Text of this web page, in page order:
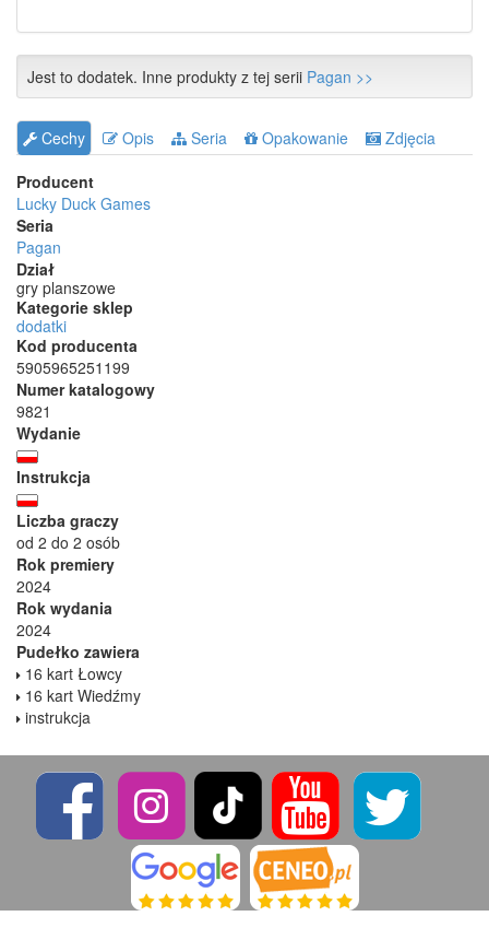
Jest to dodatek. Inne produkty z tej serii Pagan >>
Cechy Opis Seria Opakowanie
Zdjęcia
Producent
Lucky Duck Games
Seria
Pagan
Dział
gry planszowe
Kategorie sklep
dodatki
Kod producenta
5905965251199
Numer katalogowy
9821
Wydanie
Instrukcja
Liczba graczy
od 2 do 2 osób
Rok premiery
2024
Rok wydania
2024
Pudełko zawiera
16 kart Łowcy
16 kart Wiedźmy
instrukcja